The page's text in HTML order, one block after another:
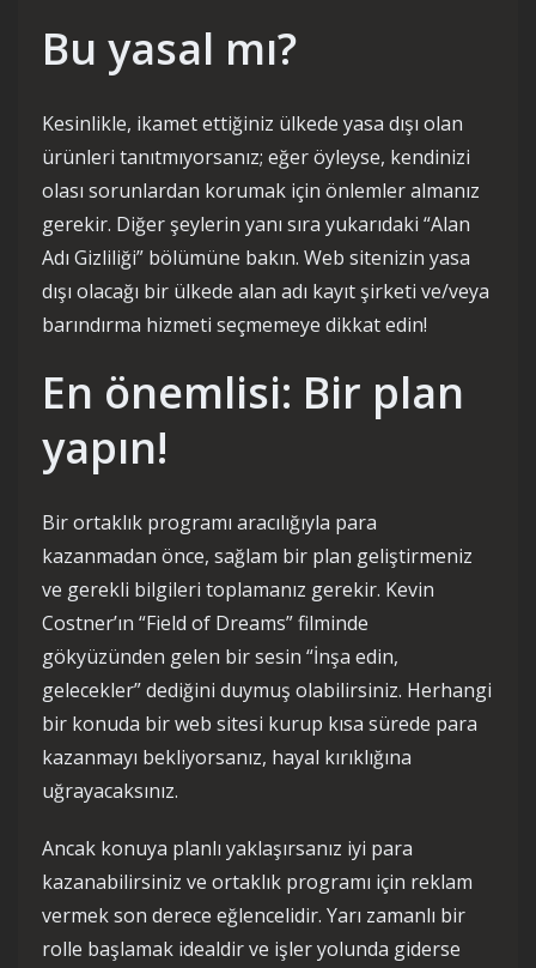
Bu yasal mı?
Kesinlikle, ikamet ettiğiniz ülkede yasa dışı olan
ürünleri tanıtmıyorsanız; eğer öyleyse, kendinizi
olası sorunlardan korumak için önlemler almanız
gerekir. Diğer şeylerin yanı sıra yukarıdaki “Alan
Adı Gizliliği” bölümüne bakın. Web sitenizin yasa
dışı olacağı bir ülkede alan adı kayıt şirketi ve/veya
barındırma hizmeti seçmemeye dikkat edin!
En önemlisi: Bir plan
yapın!
Bir ortaklık programı aracılığıyla para
kazanmadan önce, sağlam bir plan geliştirmeniz
ve gerekli bilgileri toplamanız gerekir. Kevin
Costner’ın “Field of Dreams” filminde
gökyüzünden gelen bir sesin “İnşa edin,
gelecekler” dediğini duymuş olabilirsiniz. Herhangi
bir konuda bir web sitesi kurup kısa sürede para
kazanmayı bekliyorsanız, hayal kırıklığına
uğrayacaksınız.
Ancak konuya planlı yaklaşırsanız iyi para
kazanabilirsiniz ve ortaklık programı için reklam
vermek son derece eğlencelidir. Yarı zamanlı bir
rolle başlamak idealdir ve işler yolunda giderse